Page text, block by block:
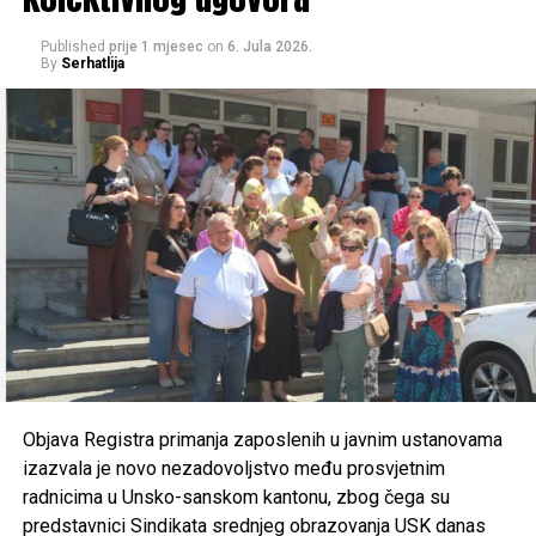
Gradski sportski savez Cazin –
Konjički klub “Krajišnik” Velika Kladuša –
50.000
KM
Konjički klub “Potkovica” Sanski Most –50.000 KM
Konjički klub “Jedinstvo” Bihać –40.000 KM
Konjički klub “Cazin” –40.000 KM
Rukometni klub “Sana 7” Sanski Most –35.000 KM
Raspodjela sredstava po gradovima
i klubovima
Cazin – 166.200 KM
Gradski sportski savez Cazin –50.000 KM
Published prije 1 mjesec on 6. Jula 2026.
By Serhatlija
Objava Registra primanja zaposlenih u javnim ustanovama
izazvala je novo nezadovoljstvo među prosvjetnim
radnicima u Unsko-sanskom kantonu, zbog čega su
predstavnici Sindikata srednjeg obrazovanja USK danas